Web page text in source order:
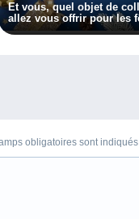
Et vous, quel objet de
allez vous offrir pour les
obligatoires sont